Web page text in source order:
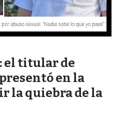
el titular de
en la
la quiebra de la